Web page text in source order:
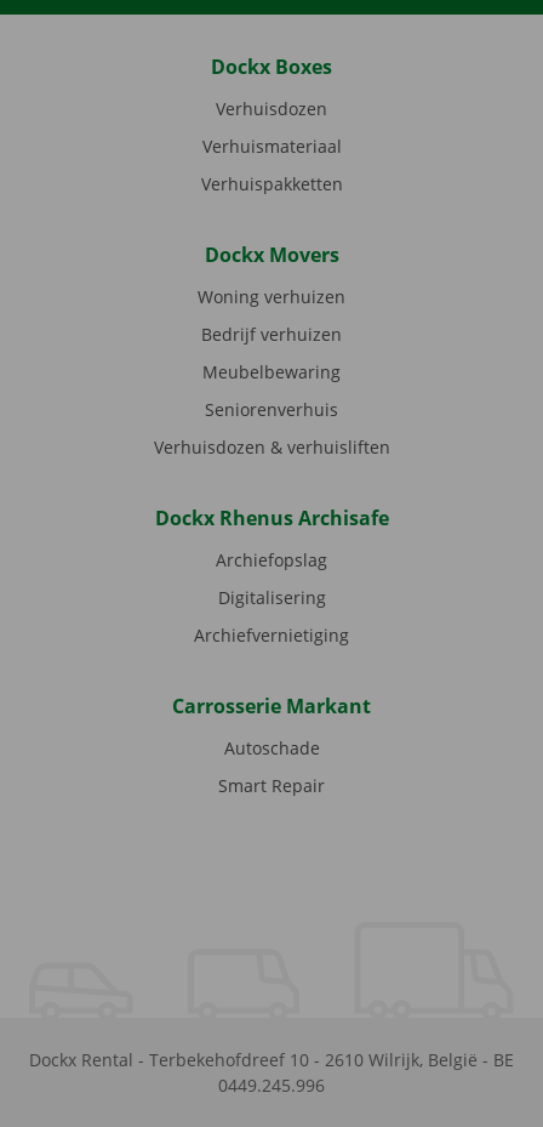
Dockx Boxes
Verhuisdozen
Verhuismateriaal
Verhuispakketten
Dockx Movers
Woning verhuizen
Bedrijf verhuizen
Meubelbewaring
Seniorenverhuis
Verhuisdozen & verhuisliften
Dockx Rhenus Archisafe
Archiefopslag
Digitalisering
Archiefvernietiging
Carrosserie Markant
Autoschade
Smart Repair
Dockx Rental - Terbekehofdreef 10 - 2610 Wilrijk, België - BE
0449.245.996